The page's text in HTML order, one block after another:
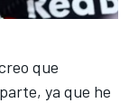
que
ya que he